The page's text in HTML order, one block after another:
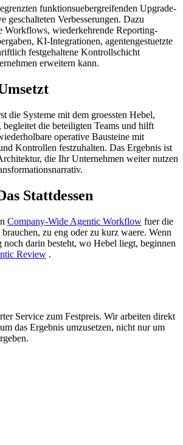
funktionsuebergreifenden Upgrade-
geschalteten Verbesserungen. Dazu
Workflows, wiederkehrende Reporting-
KI-Integrationen, agentengestuetzte
festgehaltene Kontrollschicht
erweitern kann.
die Systeme mit dem groessten Hebel,
begleitet die beteiligten Teams und hilft
operative Bausteine mit
Kontrollen festzuhalten. Das Ergebnis ist
die Ihr Unternehmen weiter nutzen
Stattdessen
Company-Wide Agentic Workflow fuer die
zu eng oder zu kurz waere. Wenn
noch darin besteht, wo Hebel liegt, beginnen
Review .
Service zum Festpreis. Wir arbeiten direkt
das Ergebnis umzusetzen, nicht nur um